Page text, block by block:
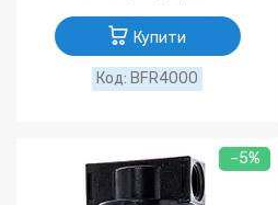
Купити
BFR4000
–5%